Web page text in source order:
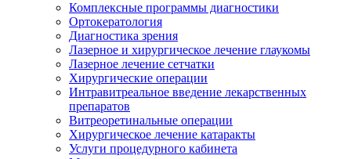
Комплексные программы диагностики
Ортокератология
Диагностика зрения
Лазерное и хирургическое лечение глаукомы
Лазерное лечение сетчатки
Хирургические операции
Интравитреальное введение лекарственных
препаратов
Витреоретинальные операции
Хирургическое лечение катаракты
Услуги процедурного кабинета